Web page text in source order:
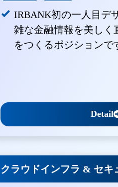
IRBANK初の一人目デ
雑な金融情報を美しく
をつくるポジションで
Detail
クラウドインフラ & セキ